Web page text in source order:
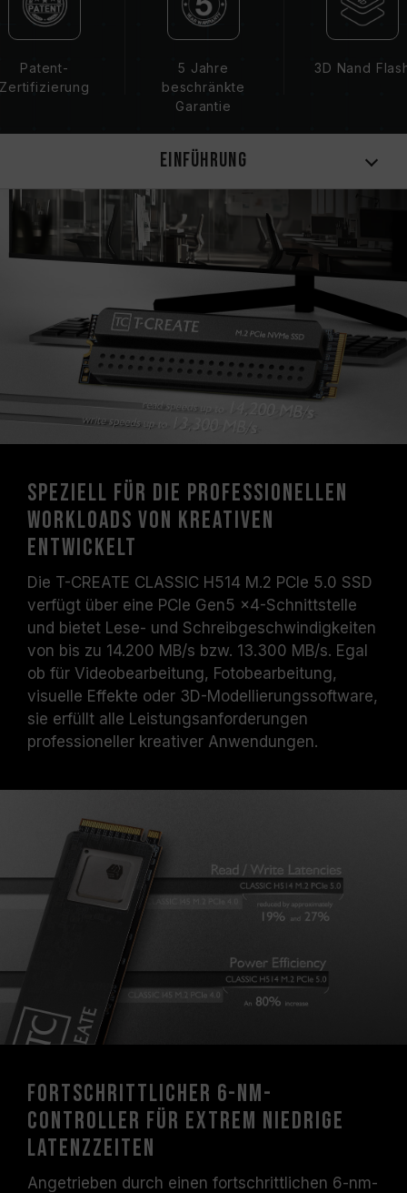
Patent-
Zertifizierung
5 Jahre
beschränkte
Garantie
3D Nand
Einführung
Speziell für die professionellen
Workloads von Kreativen
entwickelt
Die T-CREATE CLASSIC H514 M.2 PCIe 5.0 SSD
verfügt über eine PCIe Gen5 x4-Schnittstelle
und bietet Lese- und Schreibgeschwindigkeiten
von bis zu 14.200 MB/s bzw. 13.300 MB/s. Egal
ob für Videobearbeitung, Fotobearbeitung,
visuelle Effekte oder 3D-Modellierungssoftware,
sie erfüllt alle Leistungsanforderungen
professioneller kreativer Anwendungen.
Fortschrittlicher 6-nm-
Controller für extrem niedrige
Latenzzeiten
Angetrieben durch einen fortschrittlichen 6-nm-